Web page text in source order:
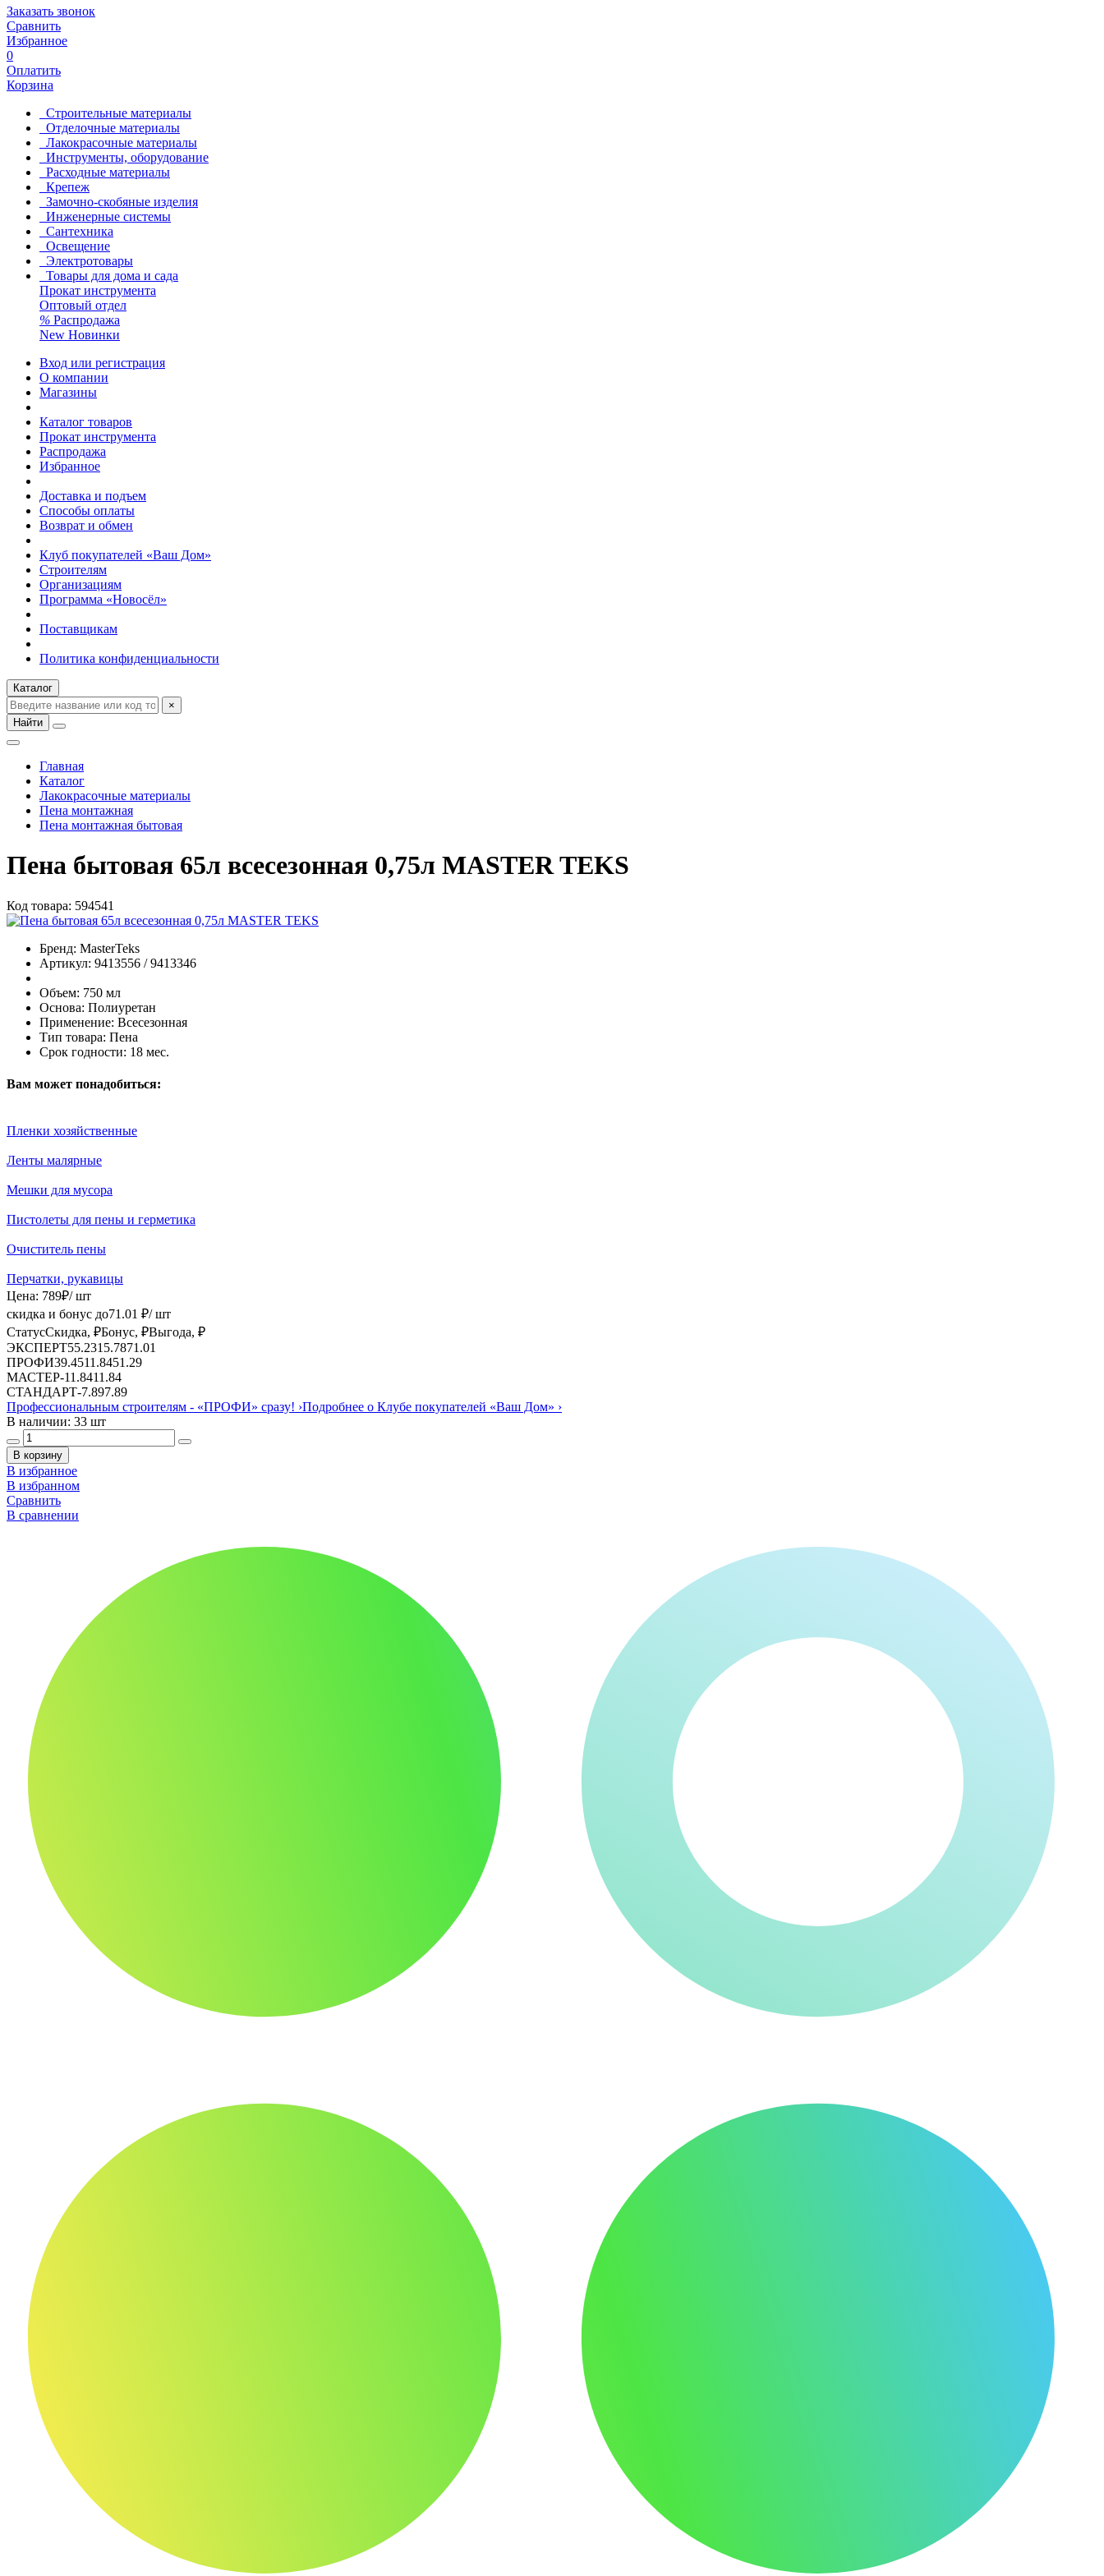
Заказать звонок
Сравнить
Избранное
0
Оплатить
Корзина
Строительные материалы
Отделочные материалы
Лакокрасочные материалы
Инструменты, оборудование
Расходные материалы
Крепеж
Замочно-скобяные изделия
Инженерные системы
Сантехника
Освещение
Электротовары
Товары для дома и сада
Прокат инструмента
Оптовый отдел
% Распродажа
New Новинки
Вход или регистрация
О компании
Магазины
Каталог товаров
Прокат инструмента
Распродажа
Избранное
Доставка и подъем
Способы оплаты
Возврат и обмен
Клуб покупателей «Ваш Дом»
Строителям
Организациям
Программа «Новосёл»
Поставщикам
Политика конфиденциальности
Каталог
×
Найти
Главная
Каталог
Лакокрасочные материалы
Пена монтажная
Пена монтажная бытовая
Пена бытовая 65л всесезонная 0,75л MASTER TEKS
Код товара: 594541
Бренд: MasterTeks
Артикул: 9413556 / 9413346
Объем: 750 мл
Основа: Полиуретан
Применение: Всесезонная
Тип товара: Пена
Срок годности: 18 мес.
Вам может понадобиться:
Пленки хозяйственные
Ленты малярные
Мешки для мусора
Пистолеты для пены и герметика
Очиститель пены
Перчатки, рукавицы
Цена: 789₽/ шт
скидка и бонус до71.01 ₽/ шт
СтатусСкидка, ₽Бонус, ₽Выгода, ₽
ЭКСПЕРТ55.2315.7871.01
ПРОФИ39.4511.8451.29
МАСТЕР-11.8411.84
СТАНДАРТ-7.897.89
Профессиональным строителям - «ПРОФИ» сразу! ›Подробнее о Клубе покупателей «Ваш Дом» ›
В наличии: 33 шт
В корзину
В избранное
В избранном
Сравнить
В сравнении